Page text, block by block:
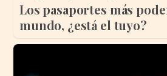
Los pasaportes más
mundo, ¿está el tuyo?